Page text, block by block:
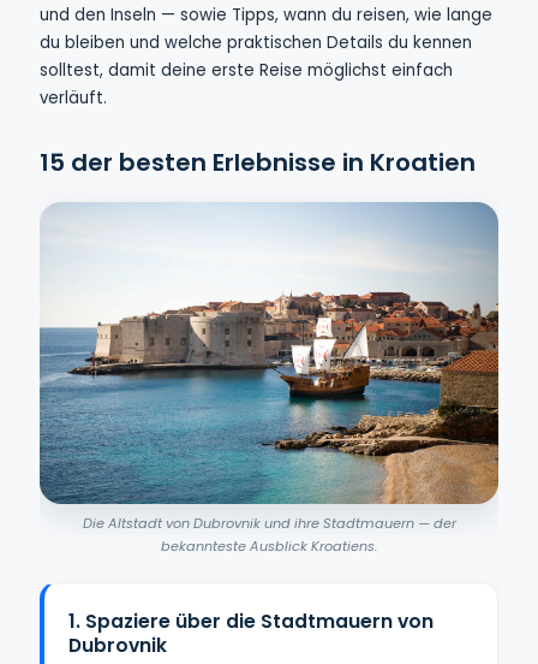
und den Inseln — sowie Tipps, wann du reisen, wie lange
du bleiben und welche praktischen Details du kennen
solltest, damit deine erste Reise möglichst einfach
verläuft.
15 der besten Erlebnisse in Kroatien
Die Altstadt von Dubrovnik und ihre Stadtmauern — der
bekannteste Ausblick Kroatiens.
1. Spaziere über die Stadtmauern von
Dubrovnik